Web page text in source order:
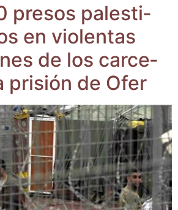
pre­sos pales­ti­
en vio­len­tas
de los car­ce­
pri­sión de Ofer